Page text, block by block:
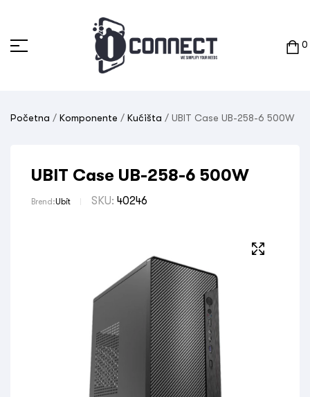
0
Početna / Komponente / Kućišta / UBIT Case UB-258-6 500W
UBIT Case UB-258-6 500W
Brend:Ubit SKU: 40246